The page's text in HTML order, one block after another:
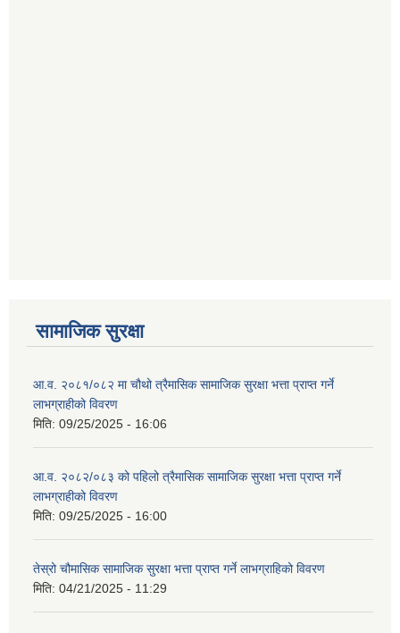
सामाजिक सुरक्षा
आ.व. २०८१/०८२ मा चौथो त्रैमासिक सामाजिक सुरक्षा भत्ता प्राप्त गर्ने
लाभग्राहीको विवरण
मिति: 09/25/2025 - 16:06
आ.व. २०८२/०८३ को पहिलो त्रैमासिक सामाजिक सुरक्षा भत्ता प्राप्त गर्ने
लाभग्राहीको विवरण
मिति: 09/25/2025 - 16:00
तेस्रो चौमासिक सामाजिक सुरक्षा भत्ता प्राप्त गर्ने लाभग्राहिको विवरण
मिति: 04/21/2025 - 11:29